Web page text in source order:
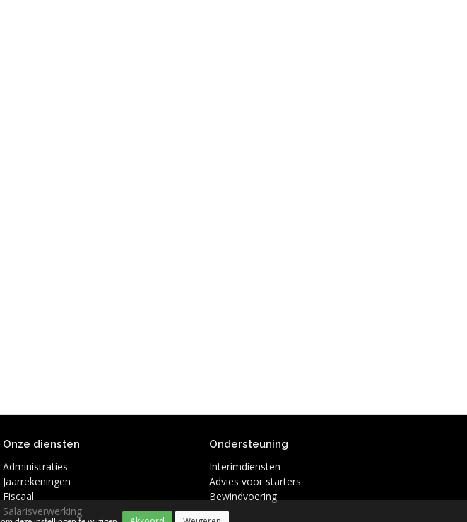
Onze diensten
Administraties
Jaarrekeningen
Fiscaal
Salarisverwerking
Ondersteuning
Interimdiensten
Advies voor starters
Bewindvoering